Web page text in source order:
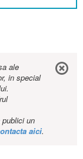
ale
in special
un
aici.